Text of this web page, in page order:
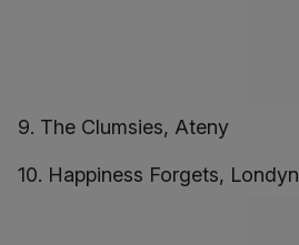
9. The Clumsies, Ateny
10. Happiness Forgets, Londyn